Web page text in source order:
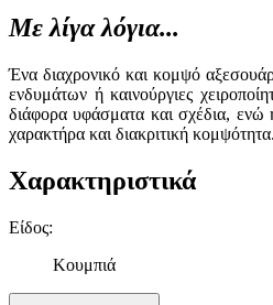
Με λίγα λόγια...
Ένα διαχρονικό και κομψό
ενδυμάτων ή καινούργιες
διάφορα υφάσματα και σχέδια, ενώ
χαρακτήρα και διακριτική κομψότητα.
Χαρακτηριστικά
Είδος:
Κουμπιά